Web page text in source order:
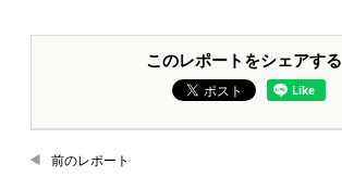
このレポートをシェアする
前のレポート